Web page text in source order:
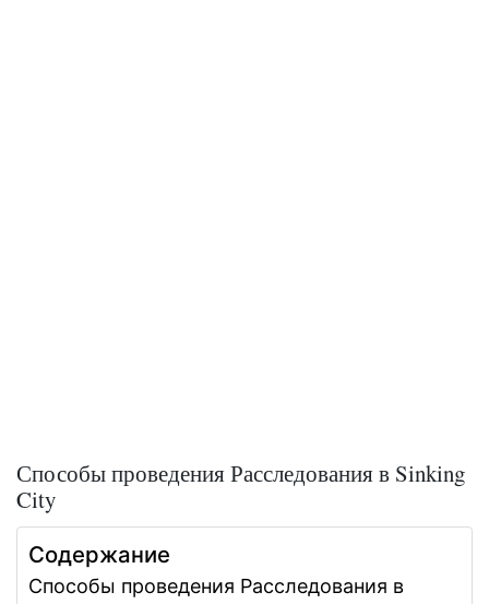
Способы проведения Расследования в Sinking
City
Содержание
Способы проведения Расследования в